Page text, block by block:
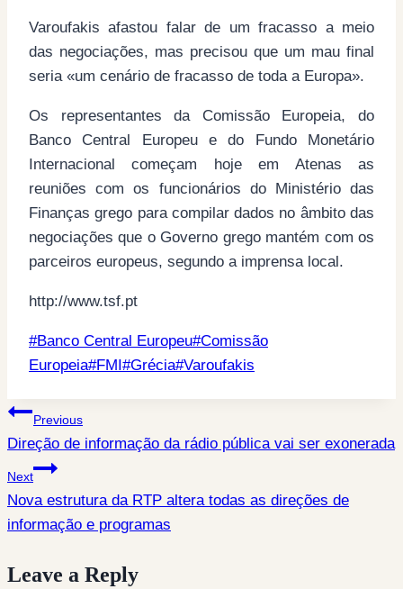
Varoufakis afastou falar de um fracasso a meio
das negociações, mas precisou que um mau final
seria «um cenário de fracasso de toda a Europa».
Os representantes da Comissão Europeia, do
Banco Central Europeu e do Fundo Monetário
Internacional começam hoje em Atenas as
reuniões com os funcionários do Ministério das
Finanças grego para compilar dados no âmbito das
negociações que o Governo grego mantém com os
parceiros europeus, segundo a imprensa local.
http://www.tsf.pt
Post
Tags:
#Banco Central Europeu#Comissão
Europeia#FMI#Grécia#Varoufakis
Post
navigation
Previous
Direção de informação da rádio pública vai ser exonerada
Next
Nova estrutura da RTP altera todas as direções de
informação e programas
Leave a Reply